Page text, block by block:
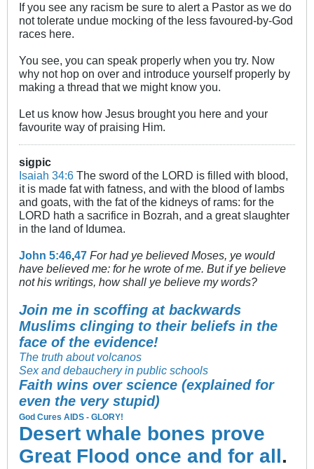
If you see any racism be sure to alert a Pastor as we do
not tolerate undue mocking of the less favoured-by-God
races here.
You see, you can speak properly when you try. Now
why not hop on over and introduce yourself properly by
making a thread that we might know you.
Let us know how Jesus brought you here and your
favourite way of praising Him.
sigpic
Isaiah 34:6 The sword of the LORD is filled with blood,
it is made fat with fatness, and with the blood of lambs
and goats, with the fat of the kidneys of rams: for the
LORD hath a sacrifice in Bozrah, and a great slaughter
in the land of Idumea.
John 5:46,47 For had ye believed Moses, ye would
have believed me: for he wrote of me. But if ye believe
not his writings, how shall ye believe my words?
Join me in scoffing at backwards
Muslims clinging to their beliefs in the
face of the evidence!
The truth about volcanos
Sex and debauchery in public schools
Faith wins over science (explained for
even the very stupid)
God Cures AIDS - GLORY!
Desert whale bones prove
Great Flood once and for all .